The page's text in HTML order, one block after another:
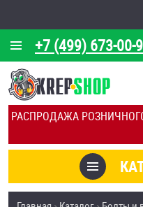
РАСПРОДАЖА
+7 (499) 673-00-
О КОМПАНИИ
КАЛЬКУЛЯТОР
ОТЗЫВЫ
Товары со